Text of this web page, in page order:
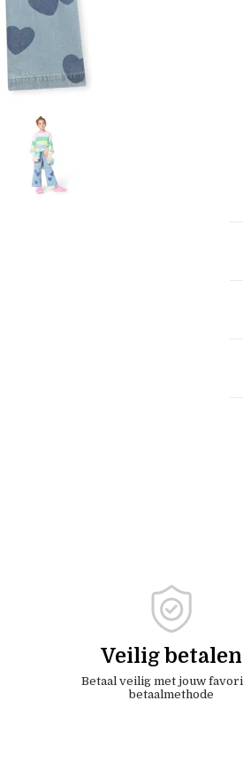
Veilig betalen
Betaal veilig met jouw
betaalmethode